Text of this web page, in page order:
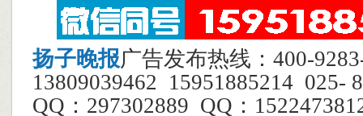
扬子晚报广告发布热线：400-
13809039462 15951885214
QQ：297302889 QQ：